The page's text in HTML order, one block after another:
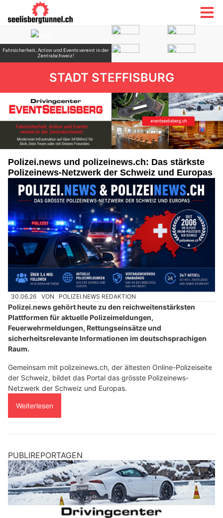
STADT STEFFISBURG
Polizei.news und polizeinews.ch: Das stärkste
Polizeinews-Netzwerk der Schweiz und Europas
30.06.26 VON POLIZEI.NEWS REDAKTION
Polizei.news gehört heute zu den reichweitenstärksten
Plattformen für aktuelle Polizeimeldungen,
Feuerwehrmeldungen, Rettungseinsätze und
sicherheitsrelevante Informationen im deutschsprachigen
Raum.
Gemeinsam mit polizeinews.ch, der ältesten Online-Polizeiseite
der Schweiz, bildet das Portal das grösste Polizeinews-
Netzwerk der Schweiz und Europas.
Weiterlesen
PUBLIREPORTAGEN